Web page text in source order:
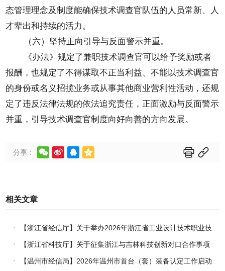
态管理理念及制度能确保技术调查官队伍的人员常新、人
才辈出和持续的活力。
（六）坚持正向引导与反面警示并重。
《办法》规定了兼职技术调查官可以给予奖励或者
报酬，也规定了不得谋取不正当利益、不能以技术调查官
的身份或名义招揽业务或从事其他商业营利性活动，还规
定了违反法律法规的依法追究责任，正面激励与反面警示
并重，引导技术调查官制度向好向善的方向发展。
分享：      
相关文章
【浙江省经信厅】关于举办2026年浙江省工业设计技术职业技
能竞赛的通知
【浙江省科技厅】关于征集浙江与吉林科技创新对口合作事项
的通知【温州市经信局】2026年温州市首台（套）装备认定工作启动